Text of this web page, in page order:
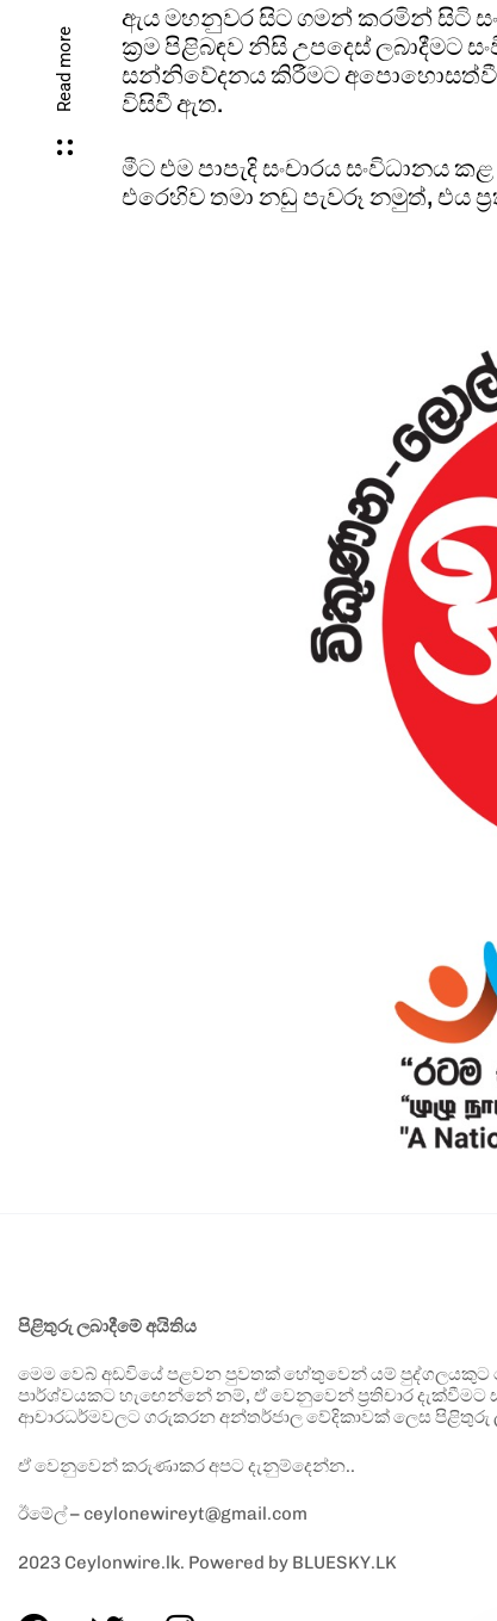
Read more
ඇය මහනුවර සිට ගමන් කරමින් සිටි
ක්‍රම පිළිබඳව නිසි උපදෙස් ලබාදීමට
සන්නිවේදනය කිරීමට
විසිවී ඇත.
මීට එම පාපැදි සංචාරය
එරෙහිව තමා නඩු පැවරූ නමුත්, එය
පිළිතුරු ලබාදීමේ අයිතිය
මෙම වෙබ් අඩවියේ පළවන පුවතක් හේතුවෙන් යම්
පාර්ශ්වයකට හැඟෙන්නේ නම්, ඒ වෙනුවෙන් ප්‍රතිචාර
ආචාරධර්මවලට ගරුකරන අන්තර්ජාල වේදිකාවක් ලෙස පිළිතුරු
ඒ වෙනුවෙන් කරුණාකර අපට දැනුම්දෙන්න..
ඊමේල් – ceylonewireyt@gmail.com
2023 Ceylonwire.lk. Powered by BLUESKY.LK